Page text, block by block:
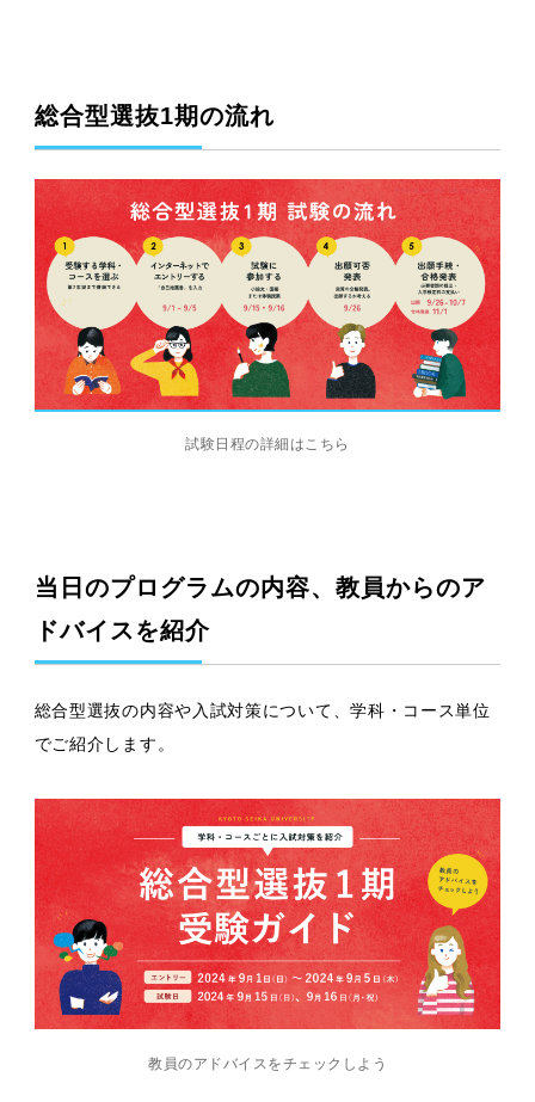
総合型選抜1期の流れ
試験日程の詳細はこちら
当日のプログラムの内容、教員からのア
ドバイスを紹介
総合型選抜の内容や入試対策について、学科・コース単位
でご紹介します。
教員のアドバイスをチェックしよう